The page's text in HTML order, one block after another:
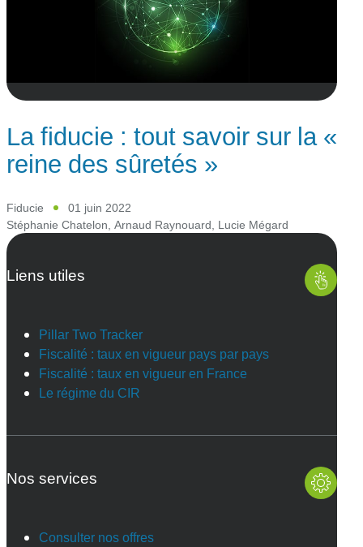
La fiducie : tout savoir sur la «
reine des sûretés »
Fiducie
01 juin 2022
Stéphanie Chatelon Arnaud Raynouard Lucie Mégard
Liens utiles
Pillar Two Tracker
Fiscalité : taux en vigueur pays par pays
Fiscalité : taux en vigueur en France
Le régime du CIR
Nos services
Consulter nos offres